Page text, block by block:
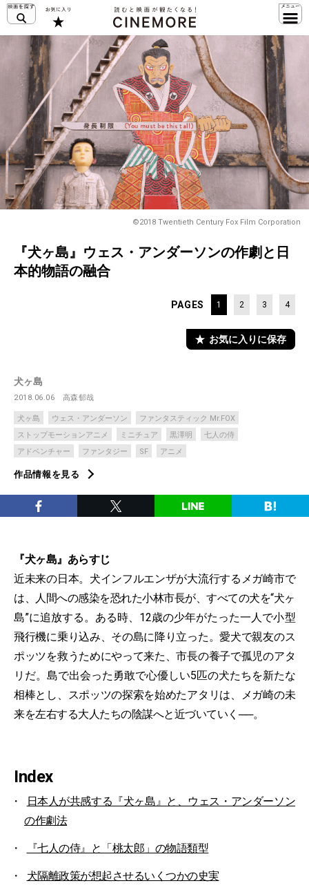
©2018 Twentieth Century Fox Film Corporation
『犬ヶ島』ウェス・アンダーソンの作劇と日
本的物語の融合
PAGES 1 2 3 4
お気に入りに保存
犬ヶ島
2018.06.06 高森郁哉
犬ヶ島 ウェス・アンダーソン
ファンタスティック Mr.FOX
ストップモーションアニメ
ミニチュア 黒澤明
七人の侍
アドベンチャー
ファンタジー SF アニメ
作品情報を見る
『犬ヶ島』あらすじ
近未来の日本。犬インフルエンザが大流行するメガ崎市で
は、人間への感染を恐れた小林市長が、すべての犬を“犬ヶ
島”に追放する。ある時、12歳の少年がたった一人で小型
飛行機に乗り込み、その島に降り立った。愛犬で親友のス
ポッツを救うためにやって来た、市長の養子で孤児のアタ
リだ。島で出会った勇敢で心優しい5匹の犬たちを新たな
相棒とし、スポッツの探索を始めたアタリは、メガ崎の未
来を左右する大人たちの陰謀へと近づいていく──。
Index
日本人が共感する『犬ヶ島』と、ウェス・アンダーソン
の作劇法
『七人の侍』と「桃太郎」の物語類型
犬隔離政策が想起させるいくつかの史実